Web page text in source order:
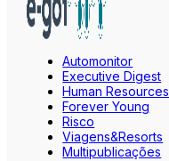
Automonitor
Executive Digest
Human Resources
Forever Young
Risco
Viagens&Resorts
Multipublicações